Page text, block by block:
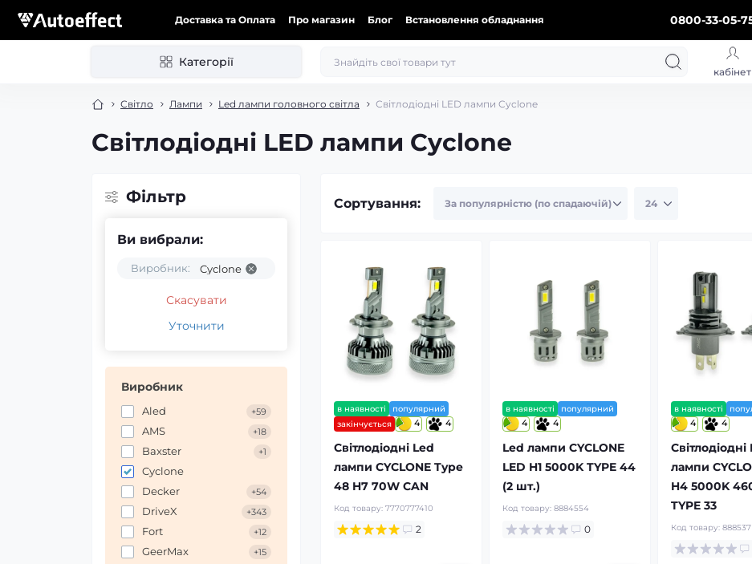
Доставка та Оплата Про магазин Блог Встановлення обладнання 0800-33-05-
Категорії
кабінет
Світло Лампи Led лампи головного світла Світлодіодні LED лампи Cyclone
Світлодіодні LED лампи Cyclone
Фільтр
Ви вибрали:
Виробник: Cyclone
Скасувати
Уточнити
Виробник
Aled +59
AMS +18
Baxster +1
Cyclone
Decker
+54
DriveX +343
Fort +12
GeerMax +15
Сортування:
в наявності
популярний
закінчується
4 4
Світлодіодні Led
лампи CYCLONE Type
48 H7 70W CAN
Код товару: 7770777410
2
в наявності популярний
4 4
Led лампи CYCLONE
LED H1 5000K TYPE 44
(2 шт.)
Код товару: 8884554
0
в наявності
4 4
Світлодіодні
лампи
H4 5000K
TYPE 33
Код товару: 888537